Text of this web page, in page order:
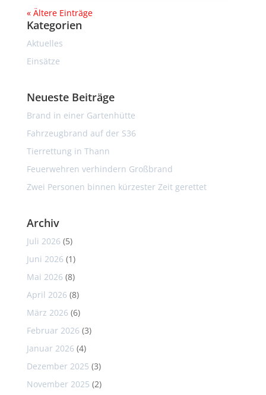
« Ältere Einträge
Kategorien
Aktuelles
Einsätze
Neueste Beiträge
Brand in einer Gartenhütte
Fahrzeugbrand auf der S36
Tierrettung in Thann
Feuerwehren verhindern Großbrand
Zwei Personen binnen kürzester Zeit gerettet
Archiv
Juli 2026 (5)
Juni 2026 (1)
Mai 2026 (8)
April 2026 (8)
März 2026 (6)
Februar 2026 (3)
Januar 2026 (4)
Dezember 2025 (3)
November 2025 (2)